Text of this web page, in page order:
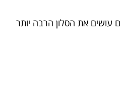
את הסלון הרבה יותר